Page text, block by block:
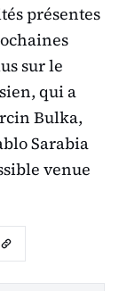
présentes
sur le
qui a
Bulka,
Sarabia
venue